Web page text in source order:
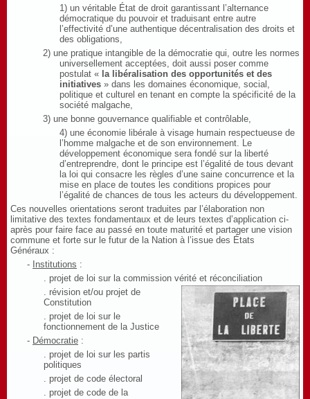
1) un véritable État de droit garantissant l’alternance
démocratique du pouvoir et traduisant entre autre
l’effectivité d’une authentique décentralisation des droits et
des obligations,
2) une pratique intangible de la démocratie qui, outre les normes
universellement acceptées, doit aussi poser comme
postulat « la libéralisation des opportunités et des
initiatives » dans les domaines économique, social,
politique et culturel en tenant en compte la spécificité de la
société malgache,
3) une bonne gouvernance qualifiable et contrôlable,
4) une économie libérale à visage humain respectueuse de
l’homme malgache et de son environnement. Le
développement économique sera fondé sur la liberté
d’entreprendre, dont le principe est l’égalité de tous devant
la loi qui consacre les règles d’une saine concurrence et la
mise en place de toutes les conditions propices pour
l’égalité de chances de tous les acteurs du développement.
Ces nouvelles orientations seront traduites par l’élaboration non
limitative des textes fondamentaux et de leurs textes d’application ci-
après pour faire face au passé en toute maturité et partager une vision
commune et forte sur le futur de la Nation à l’issue des États
Généraux :
- Institutions :
. projet de loi sur la commission vérité et réconciliation
. révision et/ou projet de
Constitution
. projet de loi sur le
fonctionnement de la Justice
- Démocratie :
. projet de loi sur les partis
politiques
. projet de code électoral
. projet de code de la